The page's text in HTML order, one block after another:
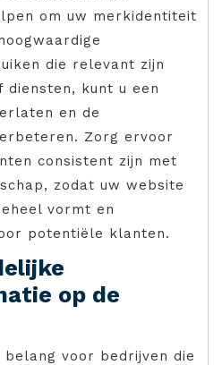
om uw merkidentiteit
die relevant zijn
kunt u een
en de
Zorg ervoor
consistent zijn met
zodat uw website
vormt en
potentiële klanten.
op de
voor bedrijven die